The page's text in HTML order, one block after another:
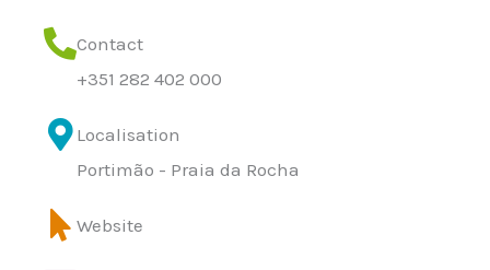
Contact
+351 282 402 000
Localisation
Portimão - Praia da Rocha
Website